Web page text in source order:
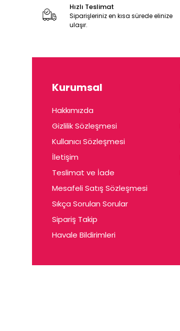
Hızlı Teslimat
Siparişleriniz en kısa sürede elinize
ulaşır.
Kurumsal
Hakkımızda
Gizlilik Sözleşmesi
Kullanıcı Sözleşmesi
İletişim
Teslimat ve İade
Mesafeli Satış Sözleşmesi
Sıkça Sorulan Sorular
Sipariş Takip
Havale Bildirimleri